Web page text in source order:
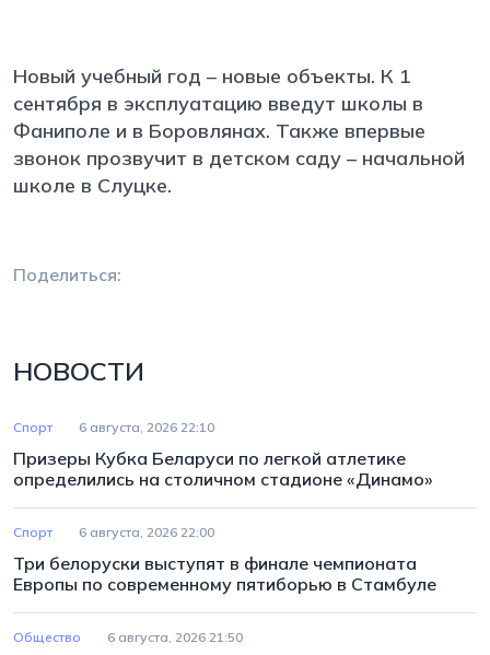
Новый учебный год – новые объекты. К 1
сентября в эксплуатацию введут школы в
Фаниполе и в Боровлянах. Также впервые
звонок прозвучит в детском саду – начальной
школе в Слуцке.
Поделиться:
НОВОСТИ
Спорт 6 августа, 2026 22:10
Призеры Кубка Беларуси по легкой атлетике
определились на столичном стадионе «Динамо»
Спорт 6 августа, 2026 22:00
Три белоруски выступят в финале чемпионата
Европы по современному пятиборью в Стамбуле
Общество 6 августа, 2026 21:50